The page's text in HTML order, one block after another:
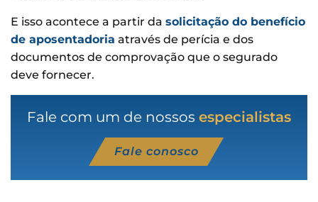
E isso acontece a partir da solicitação do benefício
de aposentadoria através de perícia e dos
documentos de comprovação que o segurado
deve fornecer.
Fale com um de nossos especialistas
Fale conosco